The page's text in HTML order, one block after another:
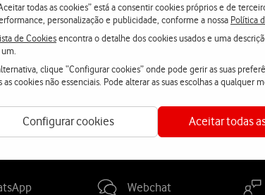
todas as cookies” está a consentir cookies próprios e de
personalização e publicidade, conforme a nossa Política
de Cookiesencontra o detalhe dos cookies usados e uma
clique “Configurar cookies” onde pode gerir as suas
as cookies não essenciais. Pode alterar as suas escolhas a qualquer
Configurar cookies Aceitar todas
representa o culminar de um esforço em que
toda a sua estrutura. O Certificado é o
da sua postura no mercado, traduzindo
Webchat